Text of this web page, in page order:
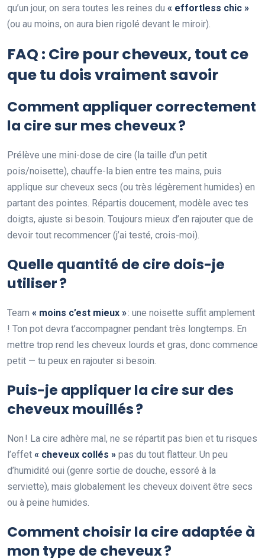
qu’un jour, on sera toutes les reines du « effortless chic »
(ou au moins, on aura bien rigolé devant le miroir).
FAQ : Cire pour cheveux, tout ce
que tu dois vraiment savoir
Comment appliquer correctement
la cire sur mes cheveux ?
Prélève une mini-dose de cire (la taille d’un petit
pois/noisette), chauffe-la bien entre tes mains, puis
applique sur cheveux secs (ou très légèrement humides) en
partant des pointes. Répartis doucement, modèle avec tes
doigts, ajuste si besoin. Toujours mieux d’en rajouter que de
devoir tout recommencer (j’ai testé, crois-moi).
Quelle quantité de cire dois-je
utiliser ?
Team « moins c’est mieux »: une noisette suffit amplement
! Ton pot devra t’accompagner pendant très longtemps. En
mettre trop rend les cheveux lourds et gras, donc commence
petit — tu peux en rajouter si besoin.
Puis-je appliquer la cire sur des
cheveux mouillés ?
Non ! La cire adhère mal, ne se répartit pas bien et tu risques
l’effet « cheveux collés » pas du tout flatteur. Un peu
d’humidité oui (genre sortie de douche, essoré à la
serviette), mais globalement les cheveux doivent être secs
ou à peine humides.
Comment choisir la cire adaptée à
mon type de cheveux ?